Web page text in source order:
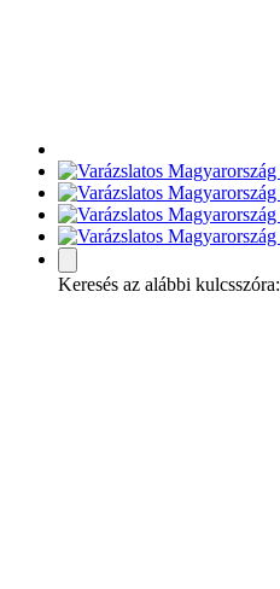
Keresés az alábbi kulcsszóra: